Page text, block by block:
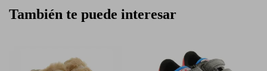
También te puede interesar